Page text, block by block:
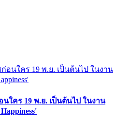
ใคร 19 พ.ย. เป็นต้นไป ในงาน